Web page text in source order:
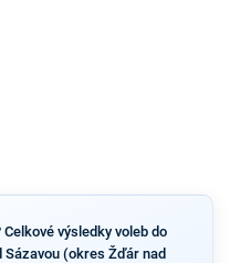
výsledky voleb do
(okres Žďár nad